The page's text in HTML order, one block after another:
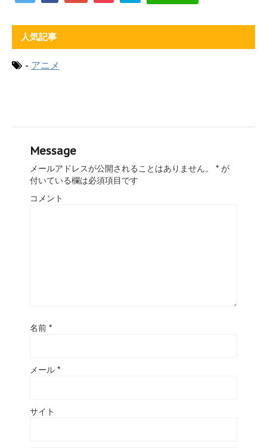
人気記事
- アニメ
Message
メールアドレスが公開されることはありません。 * が
付いている欄は必須項目です
コメント
名前 *
メール *
サイト